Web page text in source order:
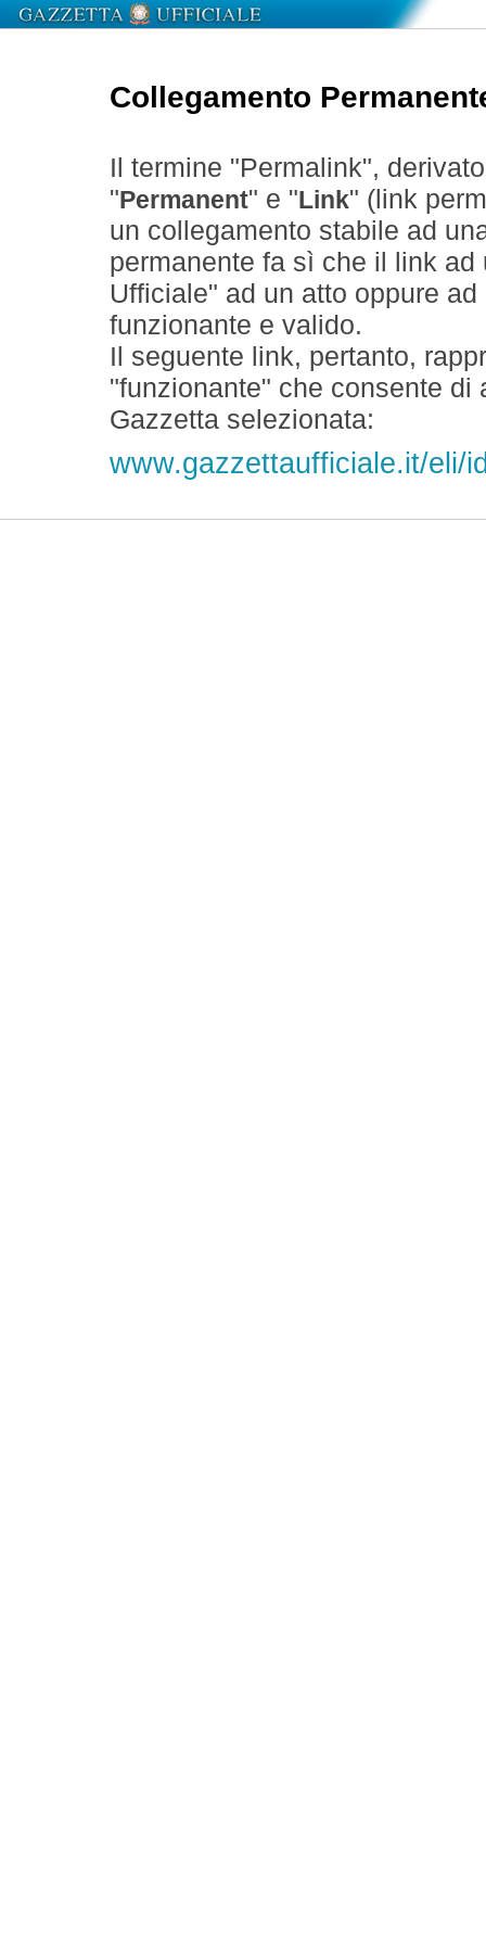
Collegamento
Il termine "Permalink",
" Permanent" e " Link" (link
un collegamento stabile ad
permanente fa sì che il link
Ufficiale" ad un atto oppure
funzionante e valido.
Il seguente link, pertanto,
"funzionante" che consente
Gazzetta selezionata:
www.gazzettaufficiale.it/eli/